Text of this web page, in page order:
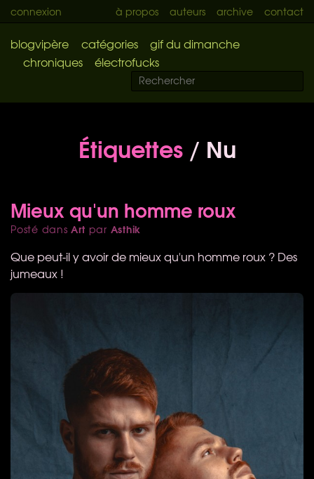
connexion à propos auteurs archive contact
blogvipère catégories
gif du dimanche
chroniques
électrofucks
Étiquettes/ Nu
Mieux qu'un homme roux
Posté dansArt par Asthik
Que peut-il y avoir de mieux qu'un homme roux ? Des
jumeaux !